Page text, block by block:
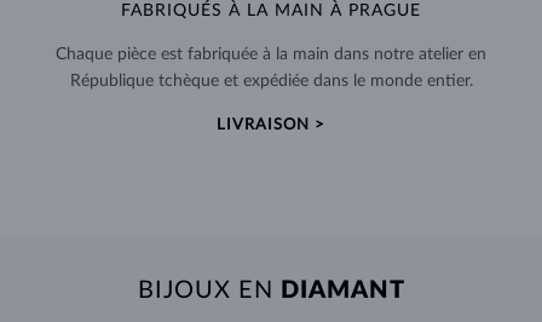
FABRIQUÉS À LA MAIN À PRAGUE
Chaque pièce est fabriquée à la main dans notre atelier en
République tchèque et expédiée dans le monde entier.
LIVRAISON >
BIJOUX EN DIAMANT